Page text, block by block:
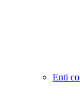
Enti